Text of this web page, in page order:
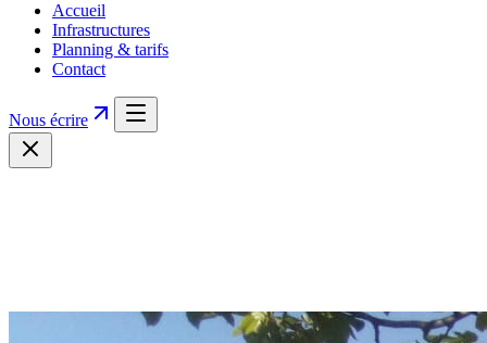
Accueil
Infrastructures
Planning & tarifs
Contact
Nous écrire